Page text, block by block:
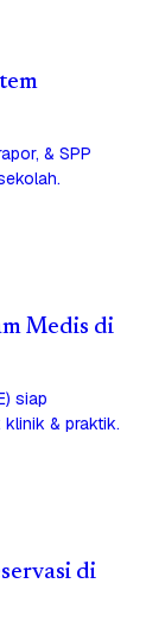
& SPP
Medis di
siap
klinik & praktik.
di